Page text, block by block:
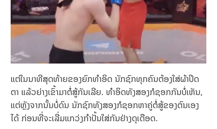
ແຕ່ໃນນາທີສຸດທ້າຍຂອງຍົກທຳອິດ ນັກຊົກທຸກຄົນຕ້ອງໃສ່ຜ້າປິດ
ຕາ ແລ້ວຍ່າງເຂົ້າມາຕໍ່ສູ້ກັນເລີຍ. ທຳອິດທັງສອງກໍຊອກກັນບໍ່ເຫັນ,
ແຕ່ຫຼັງຈາກນັ້ນບໍ່ດົນ ນັກຊົກທັງສອງກໍຊອກຫາຄູ່ຕໍ່ສູ້ຂອງຕົນເອງ
ໄດ້ ກ່ອນທີ່ຈະເລີ່ມແກວ່ງກຳປັ້ນໃສ່ກັນຢ່າງດຸເດືອດ.